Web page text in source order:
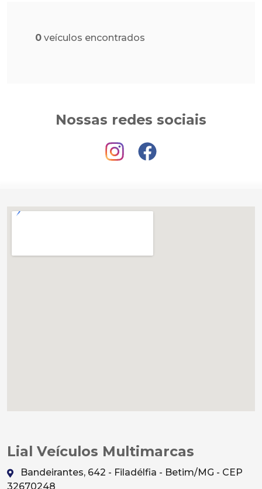
0 veículos encontrados
Nossas redes sociais
Lial Veículos Multimarcas
Bandeirantes, 642 - Filadélfia - Betim/MG - CEP
32670248